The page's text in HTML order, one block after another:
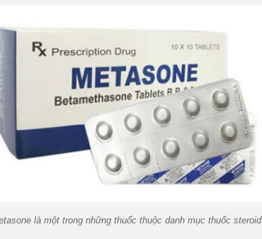
là một trong những thuốc thuộc danh mục thuốc steroid